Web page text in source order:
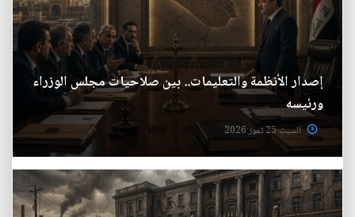
إصدار الأنظمة والتعليمات.. بين صلاحيات مجلس الوزراء
ورئيسه
السبت 25 تموز 2026